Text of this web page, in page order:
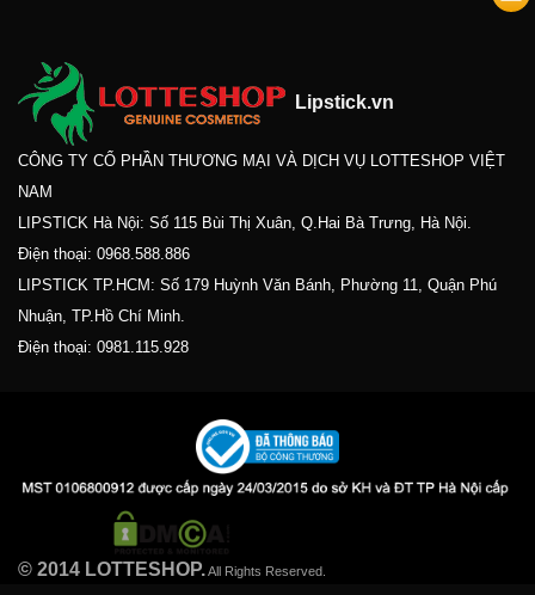
Lipstick.vn
CÔNG TY CỔ PHẦN THƯƠNG MẠI VÀ DỊCH VỤ LOTTESHOP VIỆT
NAM
LIPSTICK Hà Nội: Số 115 Bùi Thị Xuân, Q.Hai Bà Trưng, Hà Nội.
Điện thoại: 0968.588.886
LIPSTICK TP.HCM: Số 179 Huỳnh Văn Bánh, Phường 11, Quận Phú
Nhuận, TP.Hồ Chí Minh.
Điện thoại: 0981.115.928
© 2014 LOTTESHOP.All Rights Reserved.